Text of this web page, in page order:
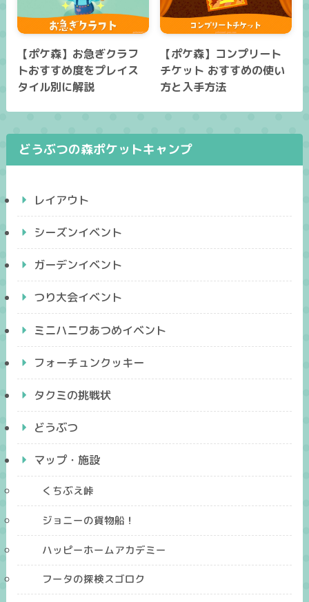
【ポケ森】お急ぎクラフ
トおすすめ度をプレイス
タイル別に解説
【ポケ森】コンプリート
チケット おすすめの使い
方と入手方法
どうぶつの森ポケットキャンプ
レイアウト
シーズンイベント
ガーデンイベント
つり大会イベント
ミニハニワあつめイベント
フォーチュンクッキー
タクミの挑戦状
どうぶつ
マップ・施設
くちぶえ峠
ジョニーの貨物船！
ハッピーホームアカデミー
フータの探検スゴロク